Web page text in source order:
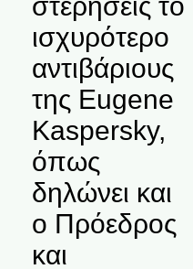
ισχυρότερο
αντιβάριους
της Eugene
Kaspersky,
όπως
δηλώνει και
ο Πρόεδρος
και